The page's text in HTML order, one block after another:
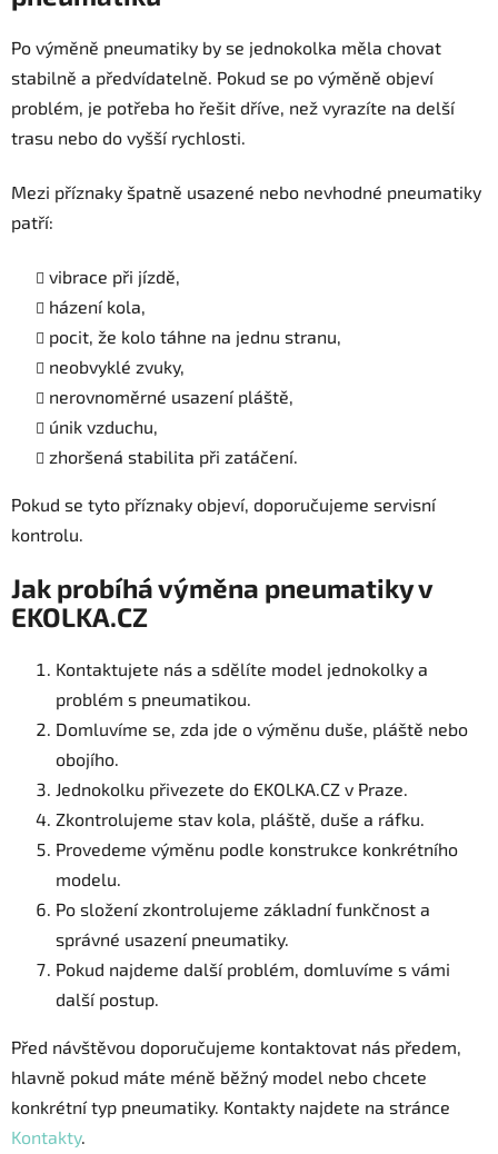
Po výměně pneumatiky by se jednokolka měla chovat
stabilně a předvídatelně. Pokud se po výměně objeví
problém, je potřeba ho řešit dříve, než vyrazíte na delší
trasu nebo do vyšší rychlosti.
Mezi příznaky špatně usazené nebo nevhodné pneumatiky
patří:
vibrace při jízdě,
házení kola,
pocit, že kolo táhne na jednu stranu,
neobvyklé zvuky,
nerovnoměrné usazení pláště,
únik vzduchu,
zhoršená stabilita při zatáčení.
Pokud se tyto příznaky objeví, doporučujeme servisní
kontrolu.
Jak probíhá výměna pneumatiky v
EKOLKA.CZ
Kontaktujete nás a sdělíte model jednokolky a
problém s pneumatikou.
Domluvíme se, zda jde o výměnu duše, pláště nebo
obojího.
Jednokolku přivezete do EKOLKA.CZ v Praze.
Zkontrolujeme stav kola, pláště, duše a ráfku.
Provedeme výměnu podle konstrukce konkrétního
modelu.
Po složení zkontrolujeme základní funkčnost a
správné usazení pneumatiky.
Pokud najdeme další problém, domluvíme s vámi
další postup.
Před návštěvou doporučujeme kontaktovat nás předem,
hlavně pokud máte méně běžný model nebo chcete
konkrétní typ pneumatiky. Kontakty najdete na stránce
Kontakty.